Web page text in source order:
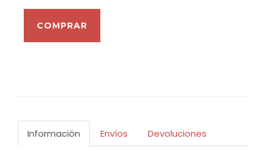
Información Envíos Devoluciones